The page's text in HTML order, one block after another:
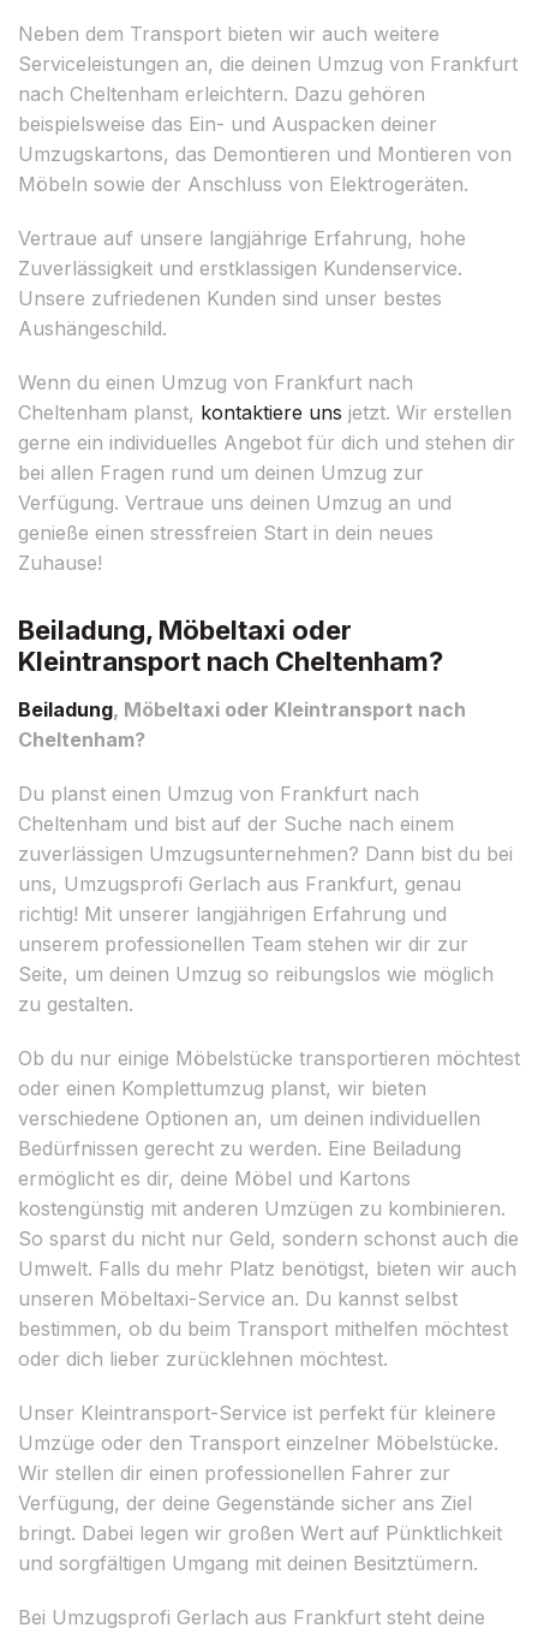
Neben dem Transport bieten wir auch weitere
Serviceleistungen an, die deinen Umzug von Frankfurt
nach Cheltenham erleichtern. Dazu gehören
beispielsweise das Ein- und Auspacken deiner
Umzugskartons, das Demontieren und Montieren von
Möbeln sowie der Anschluss von Elektrogeräten.
Vertraue auf unsere langjährige Erfahrung, hohe
Zuverlässigkeit und erstklassigen Kundenservice.
Unsere zufriedenen Kunden sind unser bestes
Aushängeschild.
Wenn du einen Umzug von Frankfurt nach
Cheltenham planst, kontaktiere uns jetzt. Wir erstellen
gerne ein individuelles Angebot für dich und stehen dir
bei allen Fragen rund um deinen Umzug zur
Verfügung. Vertraue uns deinen Umzug an und
genieße einen stressfreien Start in dein neues
Zuhause!
Beiladung, Möbeltaxi oder
Kleintransport nach Cheltenham?
Beiladung, Möbeltaxi oder Kleintransport nach
Cheltenham?
Du planst einen Umzug von Frankfurt nach
Cheltenham und bist auf der Suche nach einem
zuverlässigen Umzugsunternehmen? Dann bist du bei
uns, Umzugsprofi Gerlach aus Frankfurt, genau
richtig! Mit unserer langjährigen Erfahrung und
unserem professionellen Team stehen wir dir zur
Seite, um deinen Umzug so reibungslos wie möglich
zu gestalten.
Ob du nur einige Möbelstücke transportieren möchtest
oder einen Komplettumzug planst, wir bieten
verschiedene Optionen an, um deinen individuellen
Bedürfnissen gerecht zu werden. Eine Beiladung
ermöglicht es dir, deine Möbel und Kartons
kostengünstig mit anderen Umzügen zu kombinieren.
So sparst du nicht nur Geld, sondern schonst auch die
Umwelt. Falls du mehr Platz benötigst, bieten wir auch
unseren Möbeltaxi-Service an. Du kannst selbst
bestimmen, ob du beim Transport mithelfen möchtest
oder dich lieber zurücklehnen möchtest.
Unser Kleintransport-Service ist perfekt für kleinere
Umzüge oder den Transport einzelner Möbelstücke.
Wir stellen dir einen professionellen Fahrer zur
Verfügung, der deine Gegenstände sicher ans Ziel
bringt. Dabei legen wir großen Wert auf Pünktlichkeit
und sorgfältigen Umgang mit deinen Besitztümern.
Bei Umzugsprofi Gerlach aus Frankfurt steht deine